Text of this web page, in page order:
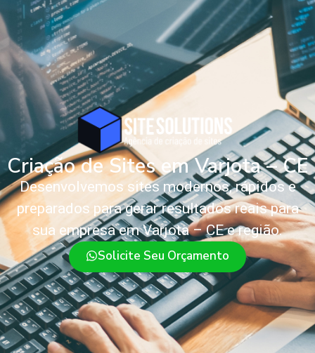
Criação de Sites em Varjota – CE
Desenvolvemos sites modernos, rápidos e
preparados para gerar resultados reais para
sua empresa em Varjota – CE e região.
Solicite Seu Orçamento